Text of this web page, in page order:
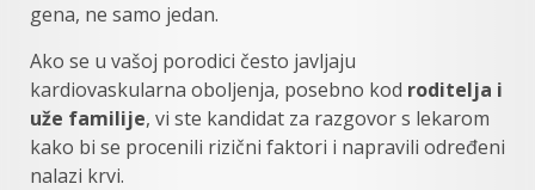
gena, ne samo jedan.
Ako se u vašoj porodici često javljaju
kardiovaskularna oboljenja, posebno kod roditelja i
uže familije, vi ste kandidat za razgovor s lekarom
kako bi se procenili rizični faktori i napravili određeni
nalazi krvi.